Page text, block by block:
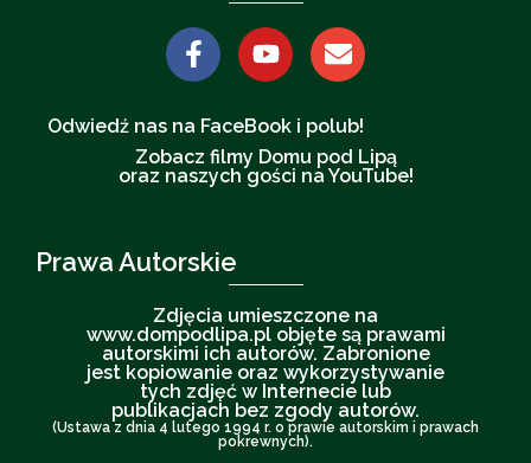
Odwiedź nas na FaceBook i polub!
Zobacz filmy Domu pod Lipą
oraz naszych gości na YouTube!
Prawa Autorskie
Zdjęcia umieszczone na
www.dompodlipa.pl objęte są prawami
autorskimi ich autorów. Zabronione
jest kopiowanie oraz wykorzystywanie
tych zdjęć w Internecie lub
publikacjach bez zgody autorów.
(Ustawa z dnia 4 lutego 1994 r. o prawie autorskim i prawach
pokrewnych).